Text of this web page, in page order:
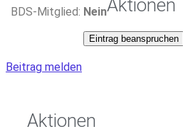
BDS-Mitglied: NeinAktionen
Eintrag beanspruchen
Beitrag melden
Aktionen